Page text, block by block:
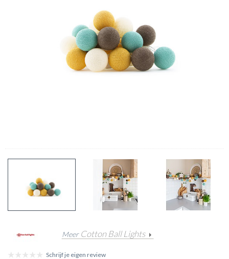
Meer Cotton Ball Lights
Schrijf je eigen review